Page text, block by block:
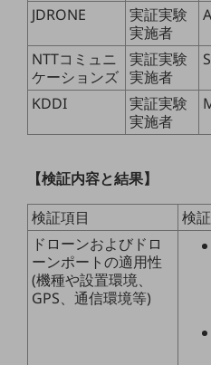
衛星携帯電話
IOT完了済みメーカーブランド製品
料金TOP
ドコモBiz データ無制限 ドコモ
データプラス
IoT向け回線料金
home5Gプラン
JDRONE
実証実験
実施者
NTTコミュニ
ケーションズ
実証実験
実施者
KDDI
実証実験
実施者
【検証内容と結果】
検証項目
検
ドローンおよびドロ
ーンポートの適用性
(機種や設置環境、
GPS、通信環境等)